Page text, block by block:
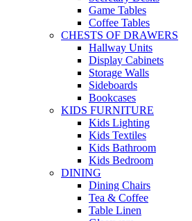
Game Tables
Coffee Tables
CHESTS OF DRAWERS
Hallway Units
Display Cabinets
Storage Walls
Sideboards
Bookcases
KIDS FURNITURE
Kids Lighting
Kids Textiles
Kids Bathroom
Kids Bedroom
DINING
Dining Chairs
Tea & Coffee
Table Linen